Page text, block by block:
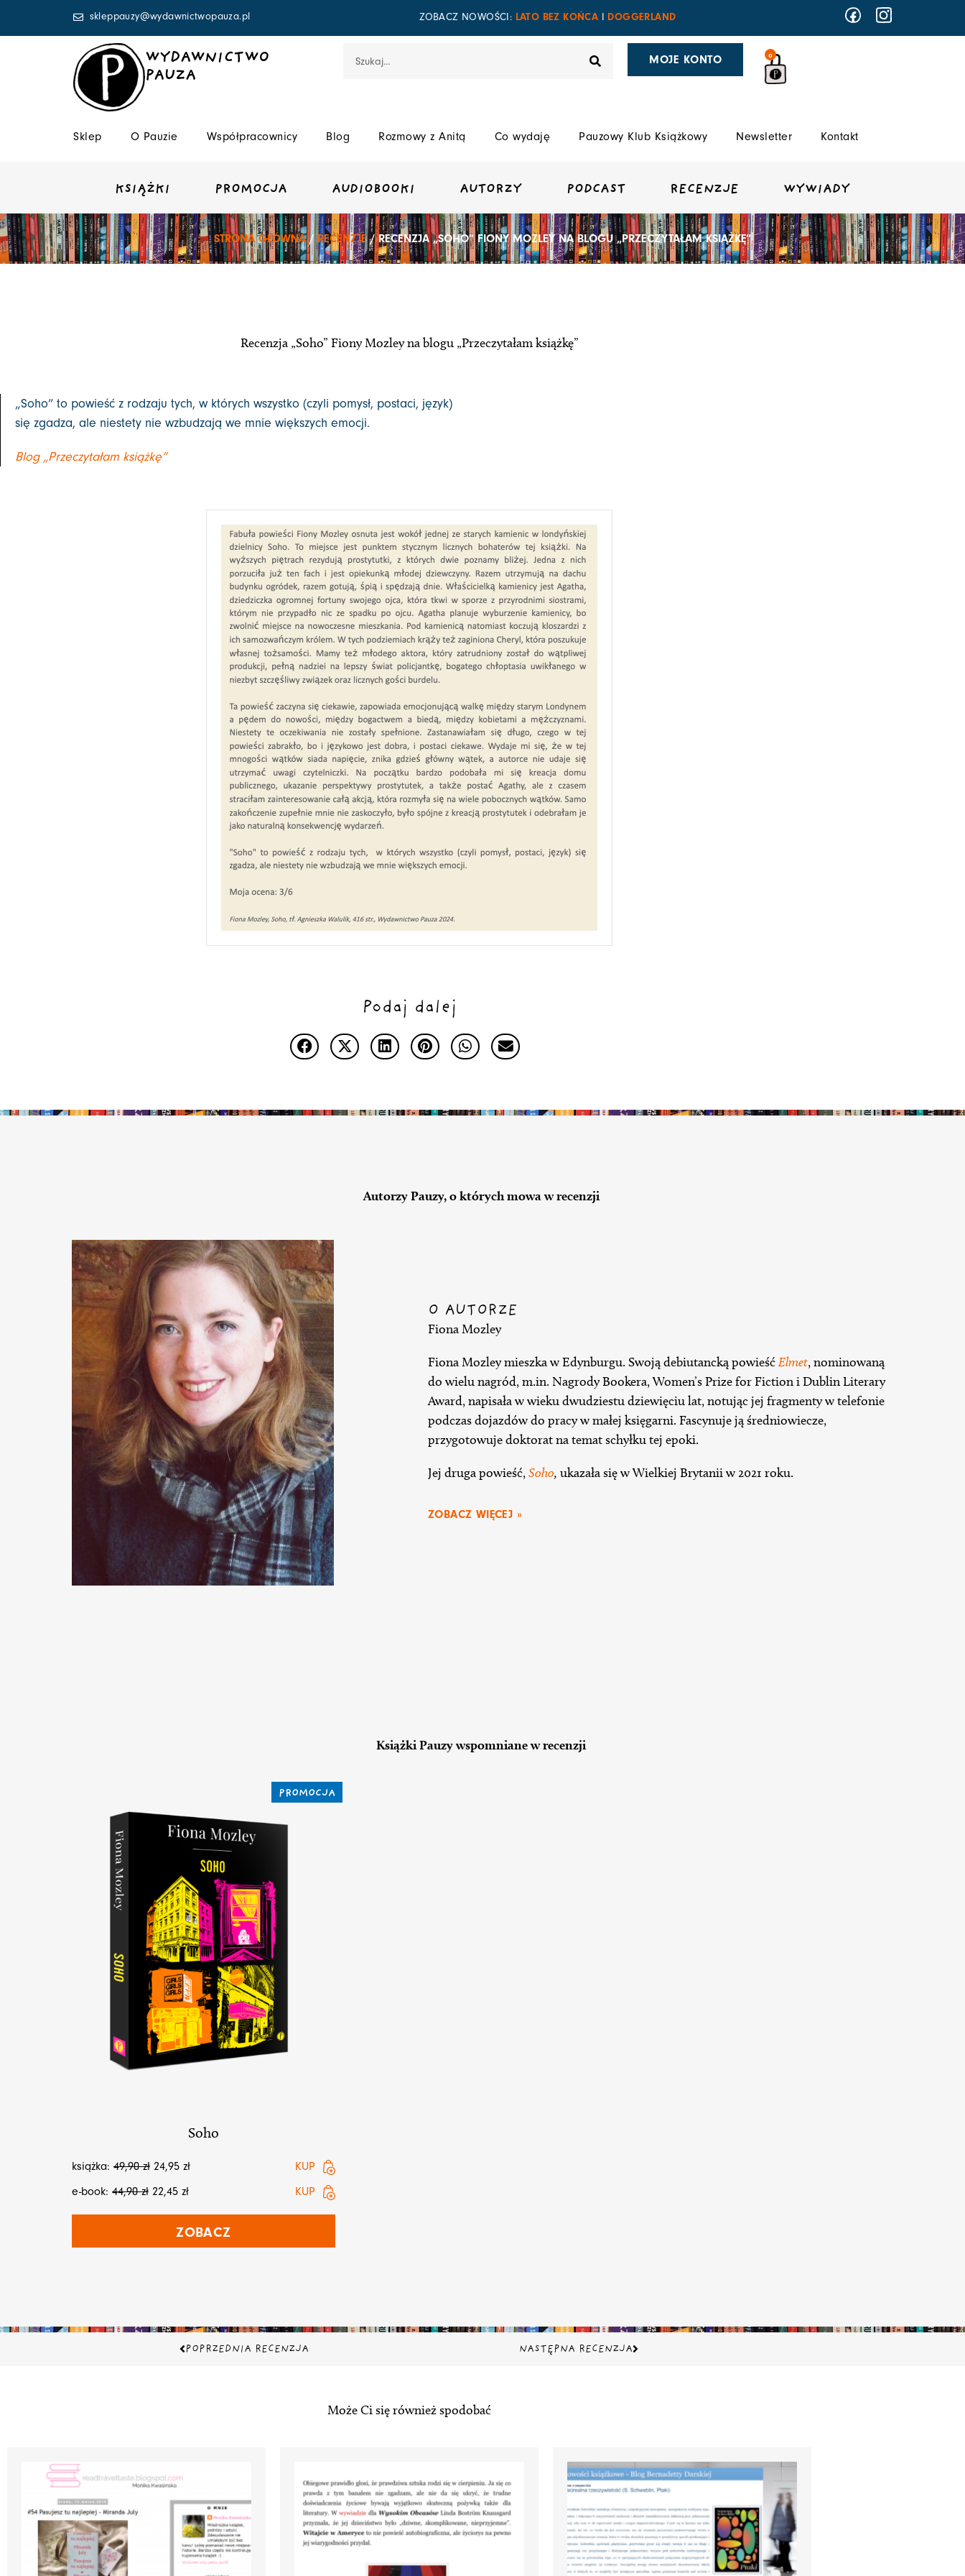
skleppauzy@wydawnictwopauza.pl ZOBACZ NOWOŚCI: LATO BEZ KOŃCA DOGGERLAND
WYDAWNICTWO
PAUZA
MOJE KONTO 0
Sklep O Pauzie Współpracownicy Blog Rozmowy z Anitą Co wydaję Pauzowy Klub Książkowy Newsletter Kontakt
KSIĄŻKI PROMOCJA AUDIOBOOKI AUTORZY PODCAST RECENZJE WYWIADY
STRONA GŁÓWNA/RECENZJE/ RECENZJA „SOHO” FIONY MOZLEY NA BLOGU „PRZECZYTAŁAM KSIĄŻKĘ”
Recenzja „Soho” Fiony Mozley na blogu „Przeczytałam książkę”
„Soho” to powieść z rodzaju tych, w których wszystko (czyli pomysł, postaci, język)
się zgadza, ale niestety nie wzbudzają we mnie większych emocji.
Blog „Przeczytałam książkę”
Podaj dalej
Autorzy Pauzy, o których mowa w recenzji
O AUTORZE
Fiona Mozley
Fiona Mozley mieszka w Edynburgu. Swoją debiutancką powieśćElmet, nominowaną
do wielu nagród, m.in. Nagrody Bookera, Women’s Prize for Fiction i Dublin Literary
Award, napisała w wieku dwudziestu dziewięciu lat, notując jej fragmenty w telefonie
podczas dojazdów do pracy w małej księgarni. Fascynuje ją średniowiecze,
przygotowuje doktorat na temat schyłku tej epoki.
Jej druga powieść,Soho, ukazała się w Wielkiej Brytanii w 2021 roku.
ZOBACZ WIĘCEJ »
Książki Pauzy wspomniane w recenzji
PROMOCJA
Soho
książka: 49,90zł 24,95 zł
KUP
e-book: 44,90zł 22,45 zł KUP
ZOBACZ
Prev
POPRZEDNIA RECENZJA NASTĘPNA RECENZJANastępny
Może Ci się również spodobać